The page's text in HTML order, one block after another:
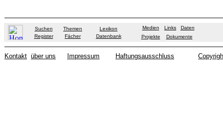
Suchen Themen
Lexikon
Register
Fächer Datenbank
Medien Links
Daten
Projekte
Dokumente
Kontakt über uns Impressum Haftungsausschluss